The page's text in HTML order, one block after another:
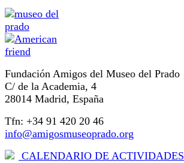
Fundación Amigos del Museo del Prado
C/ de la Academia, 4
28014 Madrid, España
Tfn: +34 91 420 20 46
info@amigosmuseoprado.org
CALENDARIO DE ACTIVIDADES